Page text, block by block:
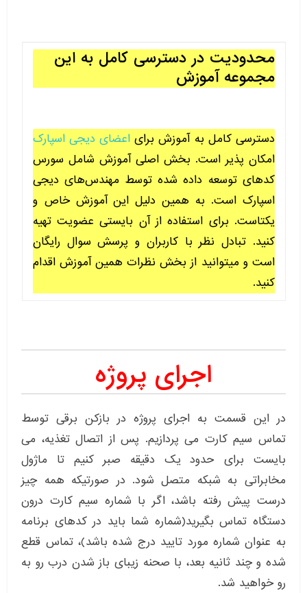
محدودیت در دسترسی کامل به این
مجموعه آموزش
دسترسی کامل به آموزش برای اعضای دیجی اسپارک
امکان پذیر است. بخش اصلی آموزش شامل سورس
کدهای توسعه داده شده توسط مهندس‌های دیجی
اسپارک است. به همین دلیل این آموزش خاص و
یکتاست. برای استفاده از آن بایستی عضویت تهیه
کنید. تبادل نظر با کاربران و پرسش سوال رایگان
است و میتوانید از بخش نظرات همین آموزش اقدام
کنید.
اجرای پروژه
در این قسمت به اجرای پروژه در بازکن برقی توسط
تماس سیم کارت می پردازیم. پس از اتصال تغذیه، می
بایست برای حدود یک دقیقه صبر کنیم تا ماژول
مخابراتی به شبکه متصل شود. در صورتیکه همه چیز
درست پیش رفته باشد، اگر با شماره سیم کارت درون
دستگاه تماس بگیرید(شماره شما باید در کدهای برنامه
به عنوان شماره مورد تایید درج شده باشد)، تماس قطع
شده و چند ثانیه بعد، با صحنه زیبای باز شدن درب رو به
رو خواهید شد.